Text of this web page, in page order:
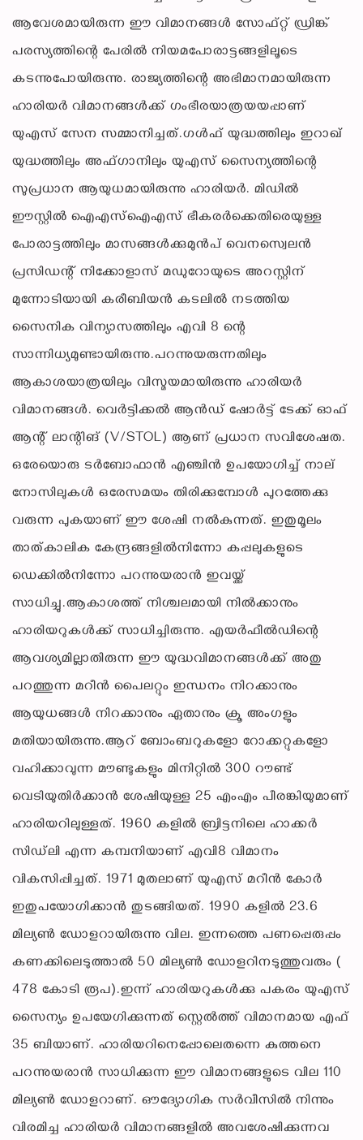
ആവേശമായിരുന്ന ഈ വിമാനങ്ങള്‍ സോഫ്റ്റ് ഡ്രിങ്ക്
പരസ്യത്തിന്റെ പേരില്‍ നിയമപോരാട്ടങ്ങളിലൂടെ
കടന്നുപോയിരുന്നു. രാജ്യത്തിന്റെ അഭിമാനമായിരുന്ന
ഹാരിയര്‍ വിമാനങ്ങള്‍ക്ക് ഗംഭീരയാത്രയയപ്പാണ്
യുഎസ് സേന സമ്മാനിച്ചത്.ഗള്‍ഫ് യുദ്ധത്തിലും ഇറാഖ്
യുദ്ധത്തിലും അഫ്ഗാനിലും യുഎസ് സൈന്യത്തിന്റെ
സുപ്രധാന ആയുധമായിരുന്നു ഹാരിയര്‍. മിഡില്‍
ഈസ്റ്റില്‍ ഐഎസ്‌ഐഎസ് ഭീകരര്‍ക്കെതിരെയുള്ള
പോരാട്ടത്തിലും മാസങ്ങള്‍ക്കുമുന്‍പ് വെനസ്വെലന്‍
പ്രസിഡന്റ് നിക്കോളാസ് മഡുറോയുടെ അറസ്റ്റിന്
മുന്നോടിയായി കരീബിയന്‍ കടലില്‍ നടത്തിയ
സൈനിക വിന്യാസത്തിലും എവി 8 ന്റെ
സാന്നിധ്യമുണ്ടായിരുന്നു.പറന്നുയരുന്നതിലും
ആകാശയാത്രയിലും വിസ്മയമായിരുന്നു ഹാരിയര്‍
വിമാനങ്ങള്‍. വെര്‍ട്ടിക്കല്‍ ആന്‍ഡ് ഷോര്‍ട്ട് ടേക്ക് ഓഫ്
ആന്റ് ലാന്റിങ് (V/STOL) ആണ് പ്രധാന സവിശേഷത.
ഒരേയൊരു ടര്‍ബോഫാന്‍ എഞ്ചിന്‍ ഉപയോഗിച്ച് നാല്
നോസിലുകള്‍ ഒരേസമയം തിരിക്കുമ്പോള്‍ പുറത്തേക്കു
വരുന്ന പുകയാണ് ഈ ശേഷി നല്‍കുന്നത്. ഇതുമൂലം
താത്കാലിക കേന്ദ്രങ്ങളില്‍നിന്നോ കപ്പലുകളുടെ
ഡെക്കില്‍നിന്നോ പറന്നുയരാന്‍ ഇവയ്ക്ക്
സാധിച്ചു.ആകാശത്ത് നിശ്ചലമായി നില്‍ക്കാനും
ഹാരിയറുകള്‍ക്ക് സാധിച്ചിരുന്നു. എയര്‍ഫീല്‍ഡിന്റെ
ആവശ്യമില്ലാതിരുന്ന ഈ യുദ്ധവിമാനങ്ങള്‍ക്ക് അതു
പറത്തുന്ന മറീന്‍ പൈലറ്റും ഇന്ധനം നിറക്കാനും
ആയുധങ്ങള്‍ നിറക്കാനും ഏതാനും ക്രൂ അംഗളും
മതിയായിരുന്നു.ആറ് ബോംബറുകളോ റോക്കറ്റുകളോ
വഹിക്കാവുന്ന മൗണ്ടുകളും മിനിറ്റില്‍ 300 റൗണ്ട്
വെടിയുതിര്‍ക്കാന്‍ ശേഷിയുള്ള 25 എംഎം പീരങ്കിയുമാണ്
ഹാരിയറിലുള്ളത്. 1960 കളില്‍ ബ്രിട്ടനിലെ ഹാക്കര്‍
സിഡ്‌ലി എന്ന കമ്പനിയാണ് എവി8 വിമാനം
വികസിപ്പിച്ചത്. 1971 മുതലാണ് യുഎസ് മറീന്‍ കോര്‍
ഇതുപയോഗിക്കാന്‍ തുടങ്ങിയത്. 1990 കളില്‍ 23.6
മില്യണ്‍ ഡോളറായിരുന്നു വില. ഇന്നത്തെ പണപ്പെരുപ്പം
കണക്കിലെടുത്താല്‍ 50 മില്യണ്‍ ഡോളറിനടുത്തുവരും (
478 കോടി രൂപ).ഇന്ന് ഹാരിയറുകള്‍ക്കു പകരം യുഎസ്
സൈന്യം ഉപയേഗിക്കുന്നത് സ്റ്റെല്‍ത്ത് വിമാനമായ എഫ്
35 ബിയാണ്. ഹാരിയറിനെപ്പോലെതന്നെ കുത്തനെ
പറന്നുയരാന്‍ സാധിക്കുന്ന ഈ വിമാനങ്ങളുടെ വില 110
മില്യണ്‍ ഡോളറാണ്. ഔദ്യോഗിക സര്‍വീസില്‍ നിന്നും
വിരമിച്ച ഹാരിയര്‍ വിമാനങ്ങളില്‍ അവശേഷിക്കുന്നവ